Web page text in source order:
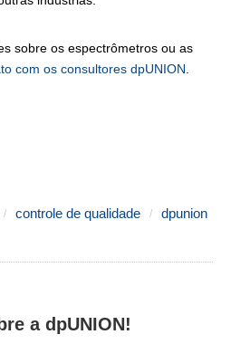
sobre os espectrômetros ou as
com os consultores dpUNION
controle de qualidade
dpunion
a dpUNION!